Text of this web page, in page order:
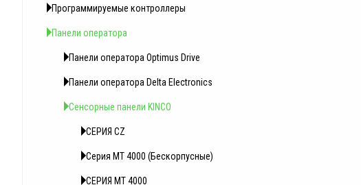
Программируемые контроллеры
Панели оператора
Панели оператора Optimus Drive
Панели оператора Delta Electronics
Сенсорные панели KINCO
СЕРИЯ CZ
Серия MT 4000 (Беcкорпусные)
СЕРИЯ MT 4000